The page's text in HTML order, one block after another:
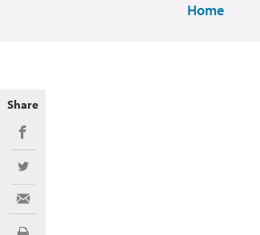
Home
Share
Share on Facebook
Share on Twitter
Share via Email